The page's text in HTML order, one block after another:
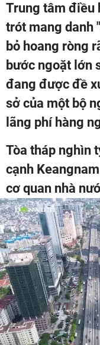
Trung tâm điều
trót mang danh
bỏ hoang ròng
bước ngoặt lớn
đang được đề
sở của một bộ
lãng phí hàng
Tòa tháp nghìn
cạnh
cơ quan nhà